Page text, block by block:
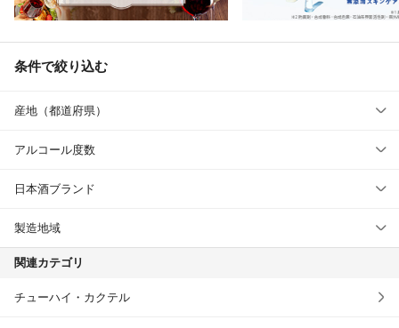
条件で絞り込む
産地（都道府県）
アルコール度数
日本酒ブランド
製造地域
関連カテゴリ
チューハイ・カクテル